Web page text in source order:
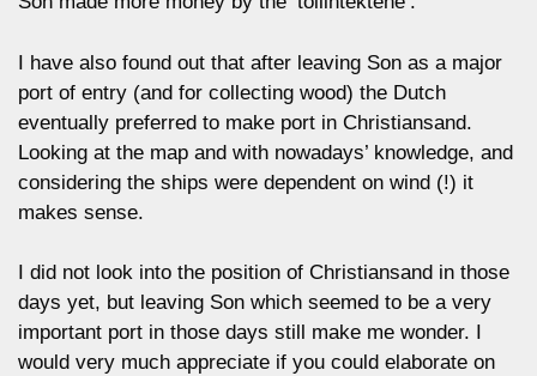
I have also found out that after leaving Son as a major
port of entry (and for collecting wood) the Dutch
eventually preferred to make port in Christiansand.
Looking at the map and with nowadays’ knowledge, and
considering the ships were dependent on wind (!) it
makes sense.
I did not look into the position of Christiansand in those
days yet, but leaving Son which seemed to be a very
important port in those days still make me wonder. I
would very much appreciate if you could elaborate on